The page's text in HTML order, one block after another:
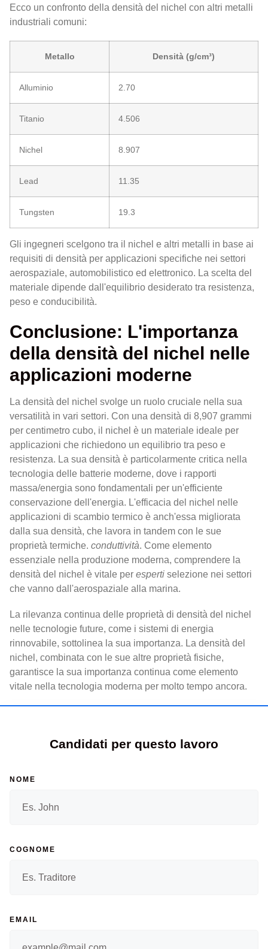
Ecco un confronto della densità del nichel con altri metalli
industriali comuni:
Metallo Densità (g/cm³)
Alluminio 2.70
Titanio 4.506
Nichel 8.907
Lead 11.35
Tungsten 19.3
Gli ingegneri scelgono tra il nichel e altri metalli in base ai
requisiti di densità per applicazioni specifiche nei settori
aerospaziale, automobilistico ed elettronico. La scelta del
materiale dipende dall'equilibrio desiderato tra resistenza,
peso e conducibilità.
Conclusione: L'importanza
della densità del nichel nelle
applicazioni moderne
La densità del nichel svolge un ruolo cruciale nella sua
versatilità in vari settori. Con una densità di 8,907 grammi
per centimetro cubo, il nichel è un materiale ideale per
applicazioni che richiedono un equilibrio tra peso e
resistenza. La sua densità è particolarmente critica nella
tecnologia delle batterie moderne, dove i rapporti
massa/energia sono fondamentali per un'efficiente
conservazione dell'energia. L'efficacia del nichel nelle
applicazioni di scambio termico è anch'essa migliorata
dalla sua densità, che lavora in tandem con le sue
proprietà termiche. conduttività. Come elemento
essenziale nella produzione moderna, comprendere la
densità del nichel è vitale per esperti selezione nei settori
che vanno dall'aerospaziale alla marina.
La rilevanza continua delle proprietà di densità del nichel
nelle tecnologie future, come i sistemi di energia
rinnovabile, sottolinea la sua importanza. La densità del
nichel, combinata con le sue altre proprietà fisiche,
garantisce la sua importanza continua come elemento
vitale nella tecnologia moderna per molto tempo ancora.
Candidati per questo lavoro
NOME
COGNOME
EMAIL